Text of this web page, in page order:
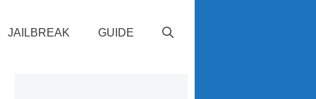
JAILBREAK GUIDE